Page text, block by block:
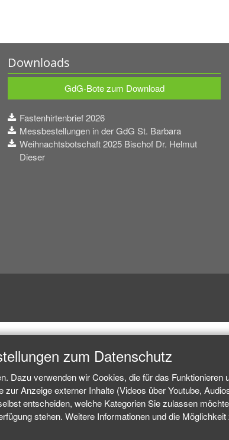
Downloads
GdG-Bote zum Download
Fastenhirtenbrief 2026
Messbestellungen in der GdG St. Barbara
Weihnachtsbotschaft 2025 Bischof Dr. Helmut
Dieser
zum Datenschutz
Dazu verwenden wir Cookies, die für das
Anzeige externer Inhalte (Videos über Youtube,
entscheiden, welche Kategorien Sie zulassen
stehen. Weitere Informationen und die